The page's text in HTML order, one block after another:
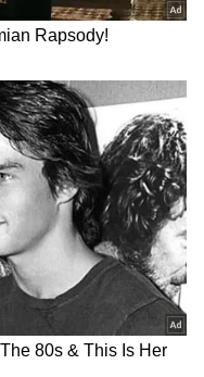
முதன்மைத்